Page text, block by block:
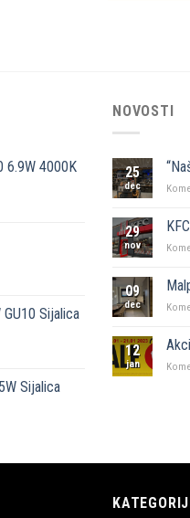
6.9W 4000K
Sijalica
Sijalica
NOVOSTI
25
dec
29
nov
09
dec
12
jan